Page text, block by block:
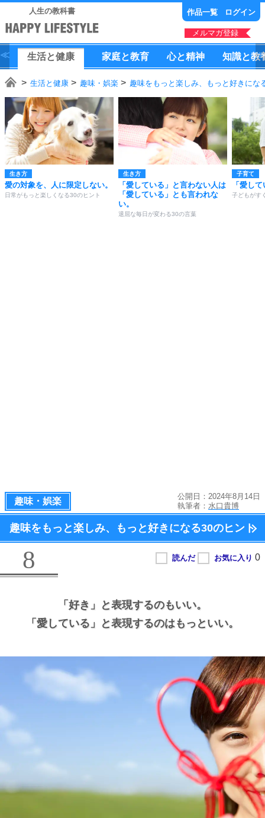
人生の教科書 作品一覧 ログイン
メルマガ登録
生活と健康 家庭と教育 心と精神 知識と教
生活と健康 趣味・娯楽 趣味をもっと楽しみ、もっと好きにな
生き方
愛の対象を、人に限定しない。
日常がもっと楽しくなる30のヒント
生き方
「愛している」と言わない人は
「愛している」とも言われな
い。
退屈な毎日が変わる30の言葉
子育て
「愛し
子どもがす
趣味・娯楽
公開日：2024年8月14日
執筆者： 水口貴博
趣味をもっと楽しみ、 もっと好きになる30のヒント
8
「好き」と表現するのもいい。
「愛している」と表現するのはもっといい。